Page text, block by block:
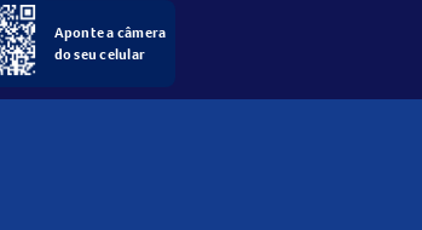
Aponte a câmera
do seu celular